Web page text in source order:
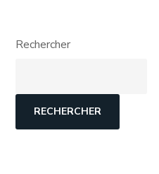
Rechercher
RECHERCHER